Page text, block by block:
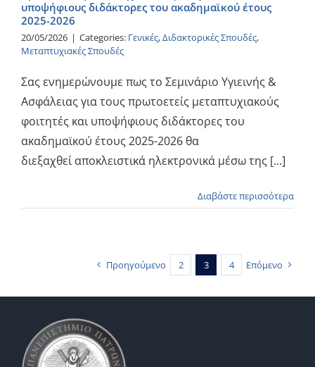
υποψήφιους διδάκτορες του ακαδημαϊκού έτους
2025-2026
20/05/2026 | Categories: Γενικές,Διδακτορικές Σπουδές,
Μεταπτυχιακές Σπουδές
Σας ενημερώνουμε πως το Σεμινάριο Υγιεινής &
Ασφάλειας για τους πρωτοετείς μεταπτυχιακούς
φοιτητές και υποψήφιους διδάκτορες του
ακαδημαϊκού έτους 2025-2026 θα
διεξαχθεί αποκλειστικά ηλεκτρονικά μέσω της [...]
Διαβάστε περισσότερα
Προηγούμενο 2 3 4 Επόμενο